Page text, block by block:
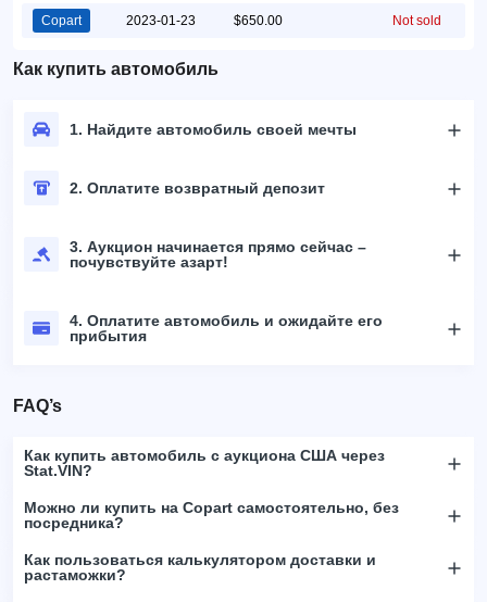
Copart 2023-01-23 $650.00 Not sold
Как купить автомобиль
1. Найдите автомобиль своей мечты
2. Оплатите возвратный депозит
3. Аукцион начинается прямо сейчас –
почувствуйте азарт!
4. Оплатите автомобиль и ожидайте его
прибытия
FAQ’s
Как купить автомобиль с аукциона США через
Stat.VIN?
Можно ли купить на Copart самостоятельно, без
посредника?
Как пользоваться калькулятором доставки и
растаможки?